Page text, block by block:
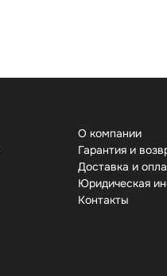
О компании
Гарантия и
Доставка и
Юридическая
Контакты